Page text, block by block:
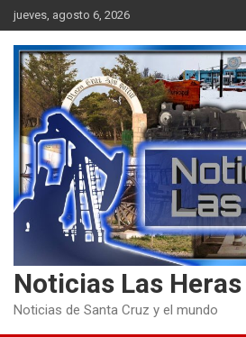
Skip
to
content
jueves, agosto 6, 2026
Noticias Las Heras
Noticias de Santa Cruz y el mundo